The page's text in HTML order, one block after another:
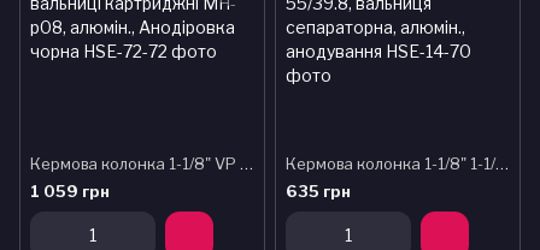
Кермова колонка 1-1/8" VP VP-F202AC інтегрована, D 41.8mm, вальниці картриджні MH-p08, алюмін., Анодіровка чорна
1 059 грн
Кермова колонка 1-1/8" 1-1/2" VP VP-J213AE (15mm) напівінтегр., D 28.6/44-55/39.8, вальниця сепараторна, алюмін., анодування
635 грн